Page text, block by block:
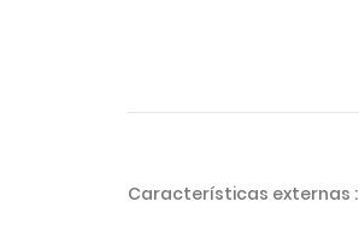
Características externas :